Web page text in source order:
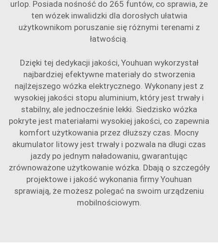
urlop. Posiada nośność do 265 funtów, co sprawia, że
ten wózek inwalidzki dla dorosłych ułatwia
użytkownikom poruszanie się różnymi terenami z
łatwością.
Dzięki tej dedykacji jakości, Youhuan wykorzystał
najbardziej efektywne materiały do stworzenia
najlżejszego wózka elektrycznego. Wykonany jest z
wysokiej jakości stopu aluminium, który jest trwały i
stabilny, ale jednocześnie lekki. Siedzisko wózka
pokryte jest materiałami wysokiej jakości, co zapewnia
komfort użytkowania przez dłuższy czas. Mocny
akumulator litowy jest trwały i pozwala na długi czas
jazdy po jednym naładowaniu, gwarantując
zrównoważone użytkowanie wózka. Dbają o szczegóły
projektowe i jakość wykonania firmy Youhuan
sprawiają, że możesz polegać na swoim urządzeniu
mobilnościowym.